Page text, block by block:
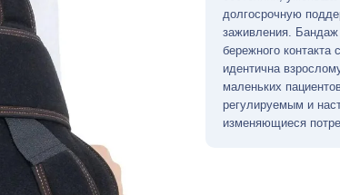
долгосрочную
заживления. Бандаж
бережного контакта
идентична
маленьких
регулируемым и
изменяющиеся